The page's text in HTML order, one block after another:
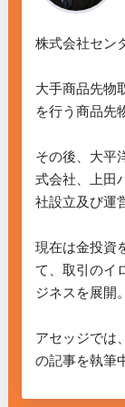
株式会社セン
大手商品先物
を行う商品先
その後、大平
式会社、上田
社設立及び運
現在は金投資
て、取引のイ
ジネスを展開。
アセッジでは
の記事を執筆